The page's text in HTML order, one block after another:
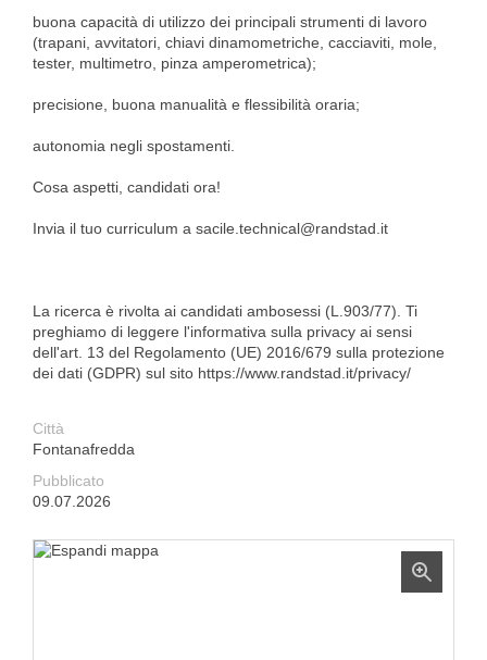
buona capacità di utilizzo dei principali strumenti di lavoro
(trapani, avvitatori, chiavi dinamometriche, cacciaviti, mole,
tester, multimetro, pinza amperometrica);
precisione, buona manualità e flessibilità oraria;
autonomia negli spostamenti.
Cosa aspetti, candidati ora!
Invia il tuo curriculum a sacile.technical@randstad.it
La ricerca è rivolta ai candidati ambosessi (L.903/77). Ti
preghiamo di leggere l'informativa sulla privacy ai sensi
dell'art. 13 del Regolamento (UE) 2016/679 sulla protezione
dei dati (GDPR) sul sito https://www.randstad.it/privacy/
Città
Fontanafredda
Pubblicato
09.07.2026